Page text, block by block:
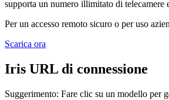
supporta un numero illimitato di telecamere
Per un accesso remoto sicuro o per uso
Scarica ora
Iris URL di connessione
Suggerimento: Fare clic su un modello per